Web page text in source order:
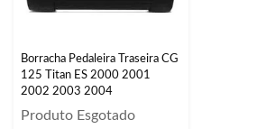
Borracha Pedaleira Traseira CG
125 Titan ES 2000 2001
2002 2003 2004
Produto Esgotado